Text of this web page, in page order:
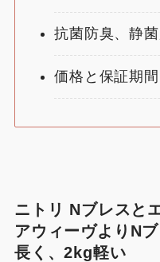
抗菌防臭、静
価格と保証期間
ニトリ Nブレスと
アウィーヴよりN
長く、2kg軽い